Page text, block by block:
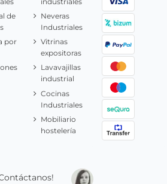
de
por
Neveras
Industriales
Vitrinas
expositoras
Lavavajillas
industrial
Cocinas
Industriales
Mobiliario
hostelería